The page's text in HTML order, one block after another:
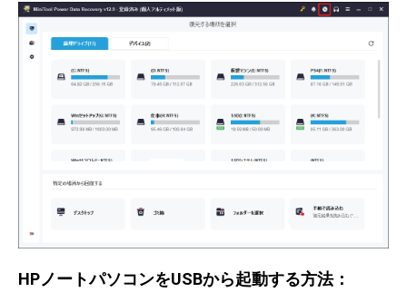
HPノートパソコンをUSBから起動する方法：